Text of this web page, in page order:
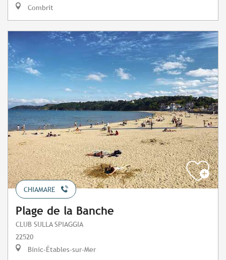
Combrit
CHIAMARE
Plage de la Banche
CLUB SULLA SPIAGGIA
22520
Binic-Étables-sur-Mer